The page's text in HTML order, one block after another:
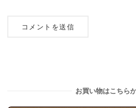
お買い物はこちら